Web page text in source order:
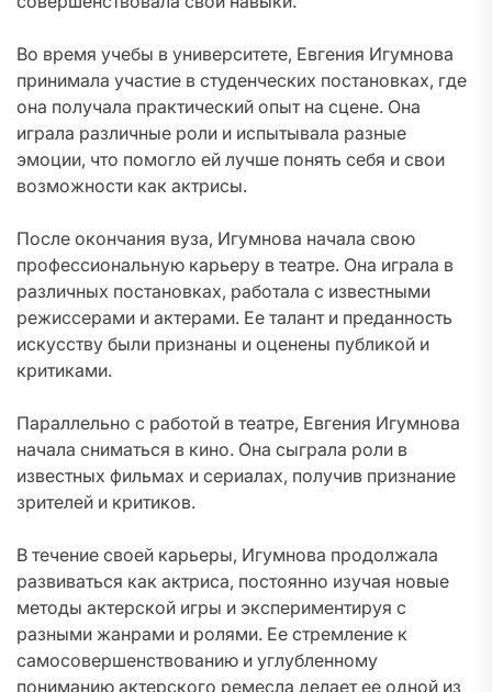
Во время учебы в университете, Евгения Игумнова
принимала участие в студенческих постановках, где
она получала практический опыт на сцене. Она
играла различные роли и испытывала разные
эмоции, что помогло ей лучше понять себя и свои
возможности как актрисы.
После окончания вуза, Игумнова начала свою
профессиональную карьеру в театре. Она играла в
различных постановках, работала с известными
режиссерами и актерами. Ее талант и преданность
искусству были признаны и оценены публикой и
критиками.
Параллельно с работой в театре, Евгения Игумнова
начала сниматься в кино. Она сыграла роли в
известных фильмах и сериалах, получив признание
зрителей и критиков.
В течение своей карьеры, Игумнова продолжала
развиваться как актриса, постоянно изучая новые
методы актерской игры и экспериментируя с
разными жанрами и ролями. Ее стремление к
самосовершенствованию и углубленному
пониманию актерского ремесла делает ее одной из